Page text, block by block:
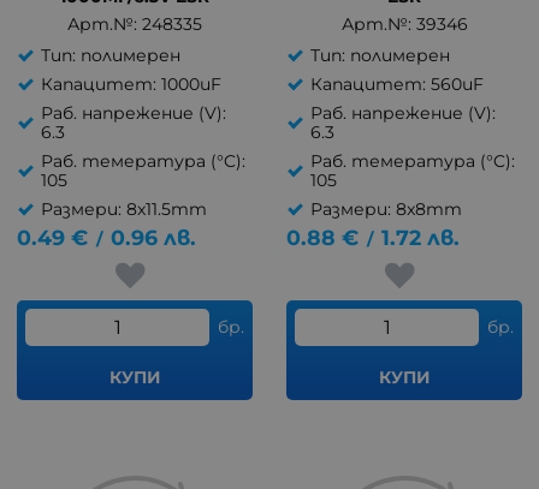
Арт.№: 248335
Тип: полимерен
Капацитет: 1000uF
Раб. напрежение (V):
6.3
Раб. темература (°C):
105
Размери: 8x11.5mm
0.49 € / 0.96 лв.
бр.
КУПИ
Арт.№: 39346
Тип: полимерен
Капацитет: 560uF
Раб. напрежение (V):
6.3
Раб. темература (°C):
105
Размери: 8x8mm
0.88 € / 1.72 лв.
бр.
КУПИ